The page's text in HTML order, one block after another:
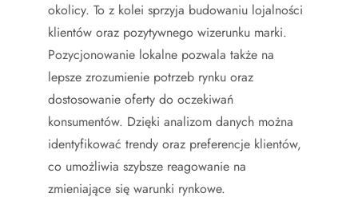
okolicy. To z kolei sprzyja budowaniu lojalności
klientów oraz pozytywnego wizerunku marki.
Pozycjonowanie lokalne pozwala także na
lepsze zrozumienie potrzeb rynku oraz
dostosowanie oferty do oczekiwań
konsumentów. Dzięki analizom danych można
identyfikować trendy oraz preferencje klientów,
co umożliwia szybsze reagowanie na
zmieniające się warunki rynkowe.